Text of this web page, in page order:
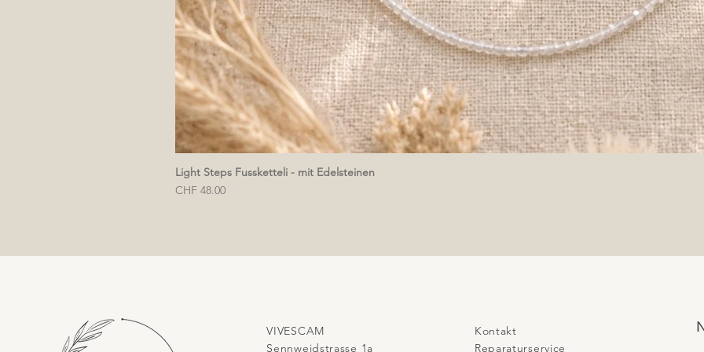
Light Steps Fussketteli - mit Edelsteinen
Preis
CHF 48.00
VIVESCAM
Sennweidstrasse 1a
Kontakt
Reparaturservice